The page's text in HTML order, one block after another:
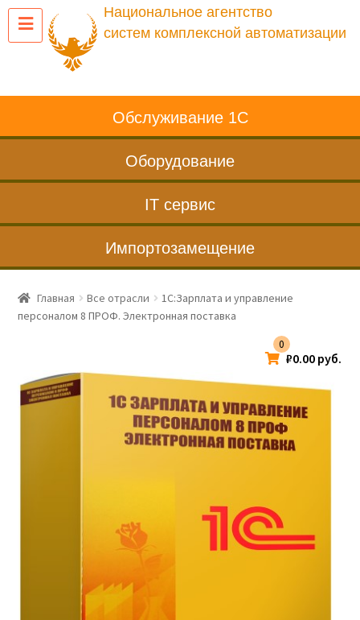
Национальное агентство
систем комплексной автоматизации
Обслуживание 1С
Оборудование
IT сервис
Импортозамещение
Главная Все отрасли
1С:Зарплата и управление
персоналом 8 ПРОФ. Электронная поставка
0
₽0.00 руб.